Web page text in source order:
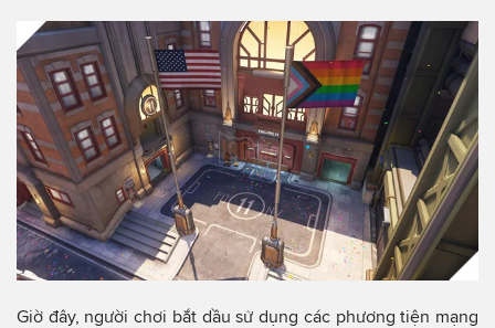
Giờ đây, người chơi bắt dầu sử dụng các phương tiện mạng